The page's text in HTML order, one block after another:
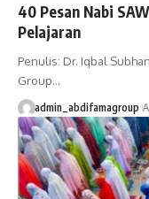
40 Pesan Nabi
Pelajaran
Penulis: Dr. Iqbal
Group…
admin_abdifamagroup